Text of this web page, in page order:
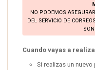
NO PODEMOS
DEL SERVICIO DE
Cuando vayas a
Si realizas un